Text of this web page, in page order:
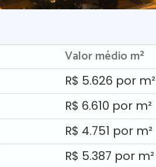
Valor médio m²
R$ 5.626 por m²
R$ 6.610 por m²
R$ 4.751 por m²
R$ 5.387 por m²